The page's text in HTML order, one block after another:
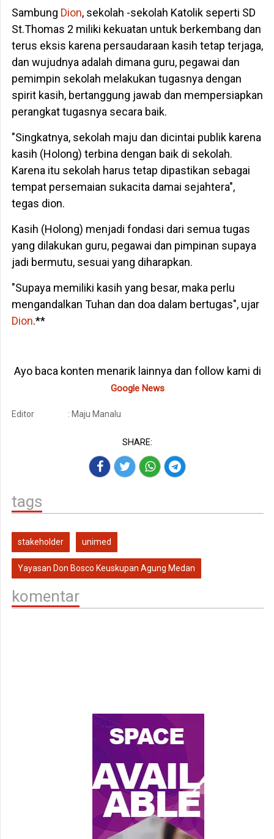
Sambung Dion, sekolah -sekolah Katolik seperti SD
St.Thomas 2 miliki kekuatan untuk berkembang dan
terus eksis karena persaudaraan kasih tetap terjaga,
dan wujudnya adalah dimana guru, pegawai dan
pemimpin sekolah melakukan tugasnya dengan
spirit kasih, bertanggung jawab dan mempersiapkan
perangkat tugasnya secara baik.
"Singkatnya, sekolah maju dan dicintai publik karena
kasih (Holong) terbina dengan baik di sekolah.
Karena itu sekolah harus tetap dipastikan sebagai
tempat persemaian sukacita damai sejahtera",
tegas dion.
Kasih (Holong) menjadi fondasi dari semua tugas
yang dilakukan guru, pegawai dan pimpinan supaya
jadi bermutu, sesuai yang diharapkan.
"Supaya memiliki kasih yang besar, maka perlu
mengandalkan Tuhan dan doa dalam bertugas", ujar
Dion.**
Ayo baca konten menarik lainnya dan follow kami di
Google News
Editor : Maju Manalu
SHARE:
tags
stakeholder unimed
Yayasan Don Bosco Keuskupan Agung Medan
komentar